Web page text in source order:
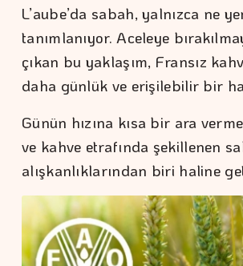
L’aube’da sabah, yalnızca ne
tanımlanıyor. Aceleye
çıkan bu yaklaşım, Fransız
daha günlük ve erişilebilir bir
Günün hızına kısa bir ara
ve kahve etrafında şekillenen
alışkanlıklarından biri haline